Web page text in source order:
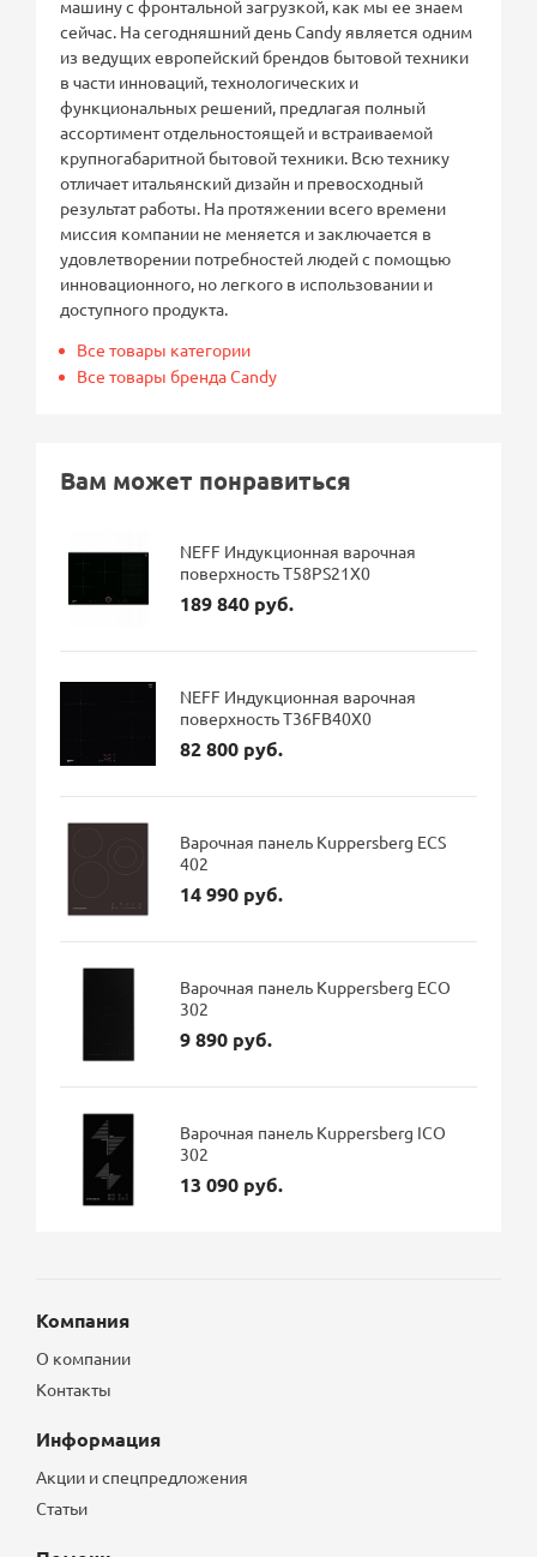
машину с фронтальной загрузкой, как мы ее знаем
сейчас. На сегодняшний день Candy является одним
из ведущих европейский брендов бытовой техники
в части инноваций, технологических и
функциональных решений, предлагая полный
ассортимент отдельностоящей и встраиваемой
крупногабаритной бытовой техники. Всю технику
отличает итальянский дизайн и превосходный
результат работы. На протяжении всего времени
миссия компании не меняется и заключается в
удовлетворении потребностей людей с помощью
инновационного, но легкого в использовании и
доступного продукта.
Все товары категории
Все товары бренда Candy
Вам может понравиться
NEFF Индукционная варочная
поверхность T58PS21X0
189 840 руб.
NEFF Индукционная варочная
поверхность T36FB40X0
82 800 руб.
Варочная панель Kuppersberg ECS
402
14 990 руб.
Варочная панель Kuppersberg ECO
302
9 890 руб.
Варочная панель Kuppersberg ICO
302
13 090 руб.
Компания
О компании
Контакты
Информация
Акции и спецпредложения
Статьи